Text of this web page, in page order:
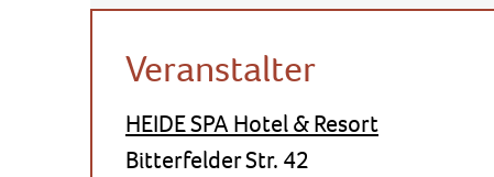
Veranstalter
HEIDE SPA Hotel & Resort
Bitterfelder Str. 42